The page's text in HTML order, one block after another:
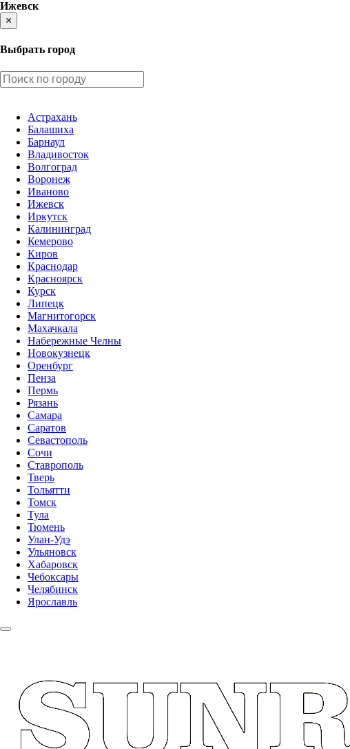
Ижевск
×
Выбрать город
Астрахань
Балашиха
Барнаул
Владивосток
Волгоград
Воронеж
Иваново
Ижевск
Иркутск
Калининград
Кемерово
Киров
Краснодар
Красноярск
Курск
Липецк
Магнитогорск
Махачкала
Набережные Челны
Новокузнецк
Оренбург
Пенза
Пермь
Рязань
Самара
Саратов
Севастополь
Сочи
Ставрополь
Тверь
Тольятти
Томск
Тула
Тюмень
Улан-Удэ
Ульяновск
Хабаровск
Чебоксары
Челябинск
Ярославль